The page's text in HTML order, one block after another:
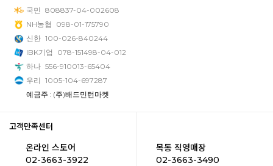
국민 808837-04-002608
NH농협
098-01-175790
신한 100-026-840244
IBK기업
078-151498-04-012
하나 556-910013-65404
우리 1005-104-697287
예금주 : (주)배드민턴마켓
고객만족센터
온라인 스토어
02-3663-3922
목동 직영매장
02-3663-3490